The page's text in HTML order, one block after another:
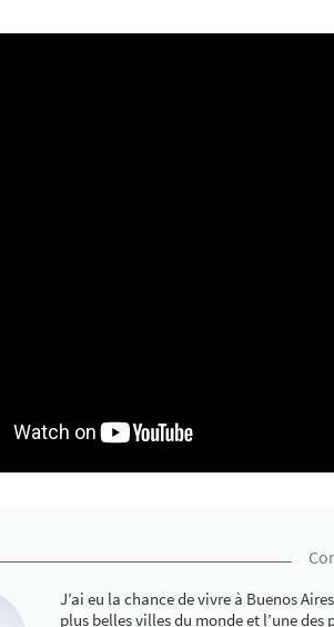
J’ai eu la chance de vivre à Buenos
plus belles villes du monde et l’une